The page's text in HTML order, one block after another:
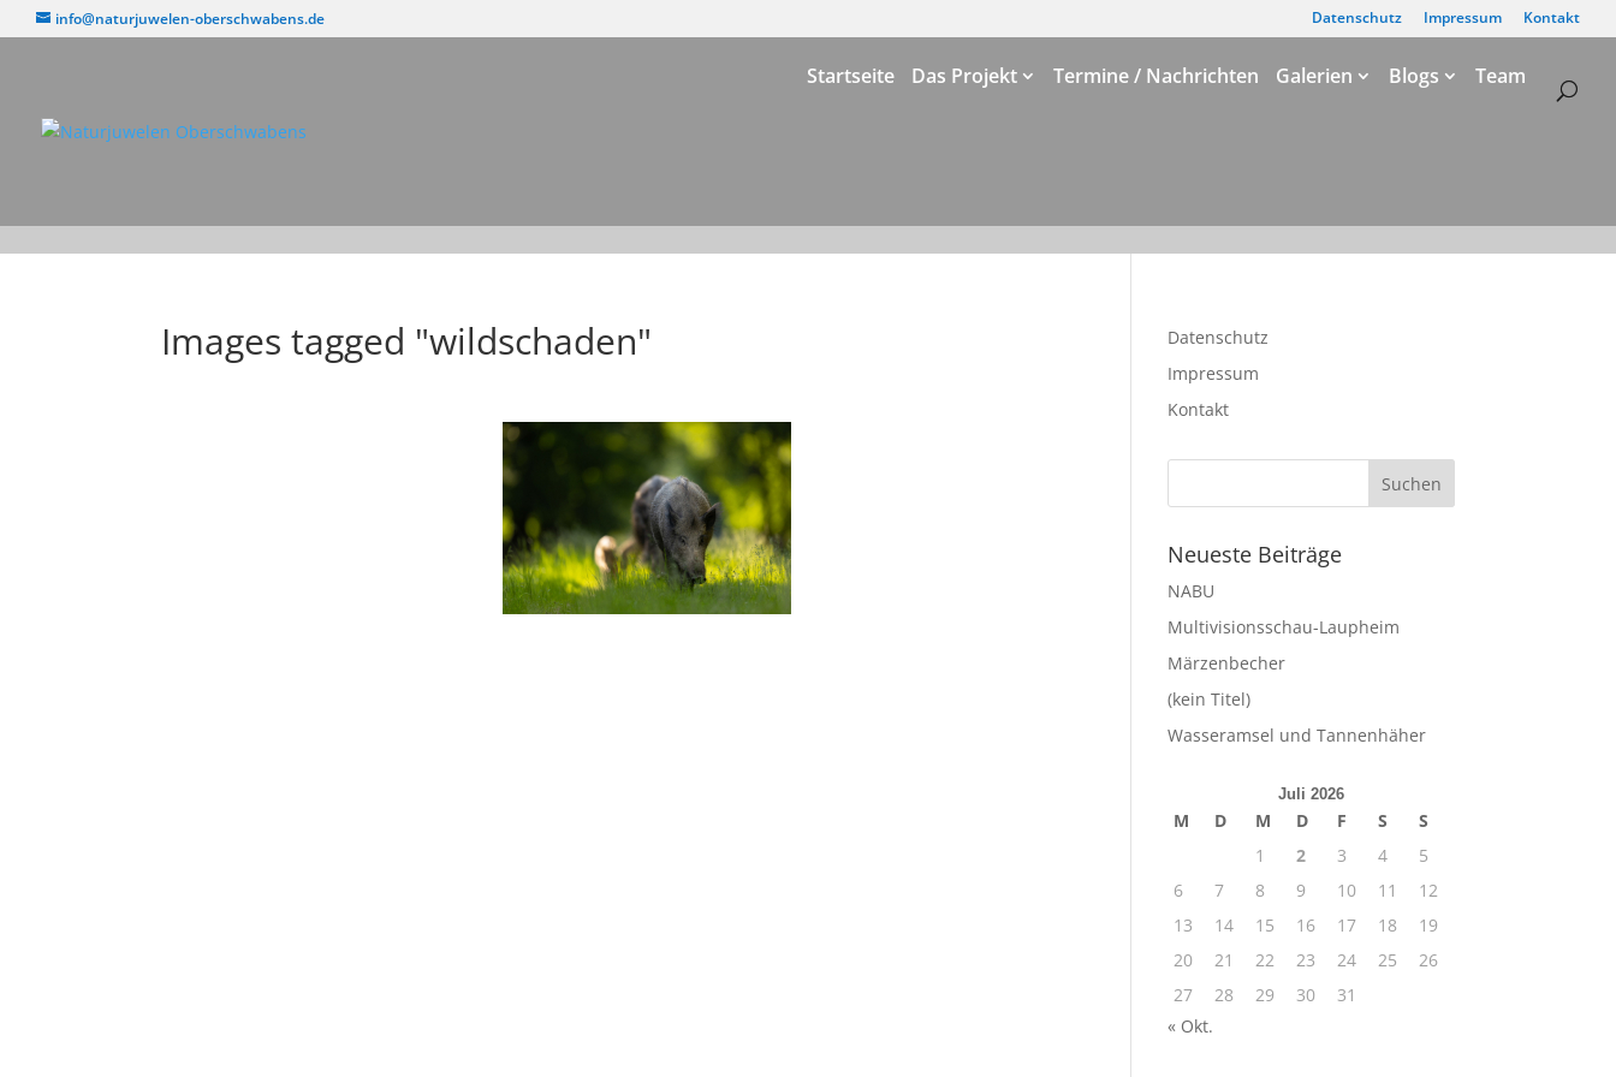
info@naturjuwelen-oberschwabens.de Datenschutz Impressum Kontakt
Startseite Das Projekt Termine / Nachrichten Galerien Blogs Team
Images tagged "wildschaden"
Datenschutz
Impressum
Kontakt
Neueste Beiträge
NABU
Multivisionsschau-Laupheim
Märzenbecher
(kein Titel)
Wasseramsel und Tannenhäher
Juli 2026
M D M D F S
S
1
2 3 4
5
6
7 8 9 10 11
12
13
14 15 16 17 18
19
20
21 22 23 24 25
26
27
28 29 30
31
« Okt.